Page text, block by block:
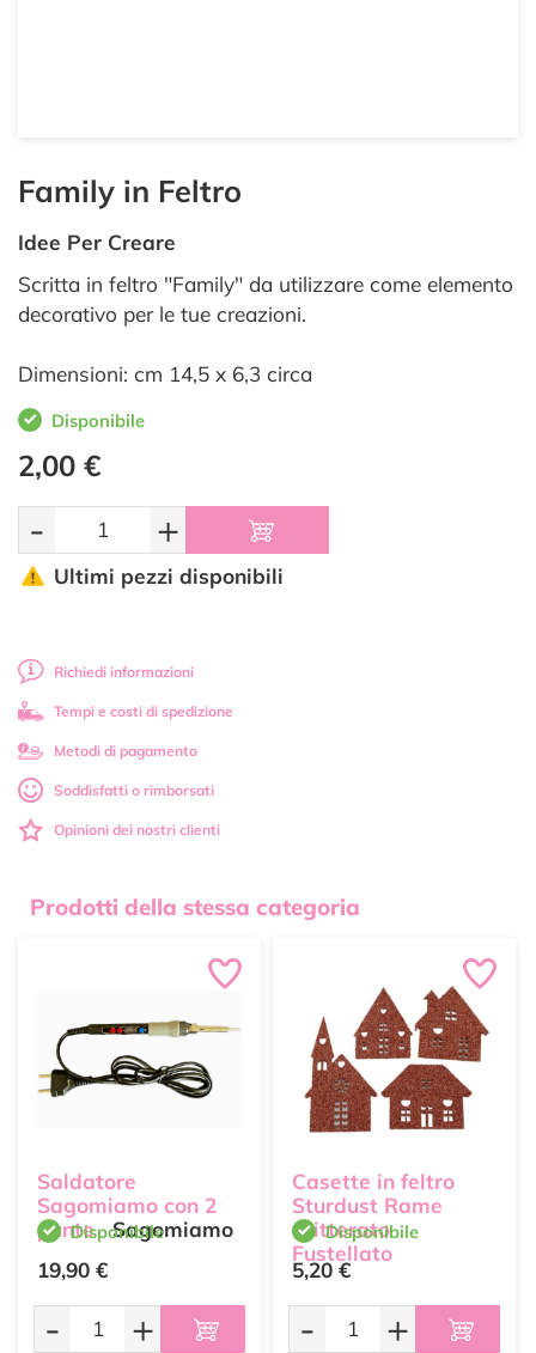
Family in Feltro
Idee Per Creare
Scritta in feltro "Family" da utilizzare come elemento
decorativo per le tue creazioni.
Dimensioni: cm 14,5 x 6,3 circa
Disponibile
2,00 €
- +
Ultimi pezzi disponibili
Richiedi informazioni
Tempi e costi di spedizione
Metodi di pagamento
Soddisfatti o rimborsati
Opinioni dei nostri clienti
Prodotti della stessa categoria
Saldatore
Sagomiamo con 2
punte Sagomiamo
Disponibile
19,90 €
- +
Casette in feltro
Sturdust Rame
Glitterato
Fustellato
Renkalik
Disponibile
5,20 €
- +